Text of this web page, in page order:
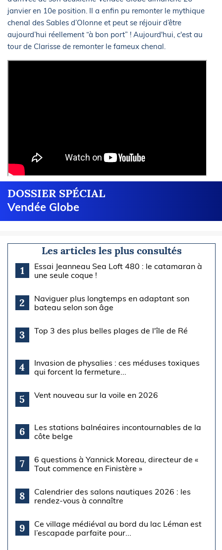
janvier en 10e position. Il a enfin pu remonter le mythique
chenal des Sables d’Olonne et peut se réjouir d’être
aujourd’hui réellement “à bon port” ! Aujourd'hui, c'est au
tour de Clarisse de remonter le fameux chenal.
DOSSIER SPÉCIAL
Vendée Globe
Les articles les plus consultés
1
Essai Jeanneau Sea Loft 480 : le catamaran à
une seule coque !
2
Naviguer plus longtemps en adaptant son
bateau selon son âge
3 Top 3 des plus belles plages de l'île de Ré
4
Invasion de physalies : ces méduses toxiques
qui forcent la fermeture...
5 Vent nouveau sur la voile en 2026
6
Les stations balnéaires incontournables de la
côte belge
7
6 questions à Yannick Moreau, directeur de «
Tout commence en Finistère »
8
Calendrier des salons nautiques 2026 : les
rendez-vous à connaître
9
Ce village médiéval au bord du lac Léman est
l’escapade parfaite pour...